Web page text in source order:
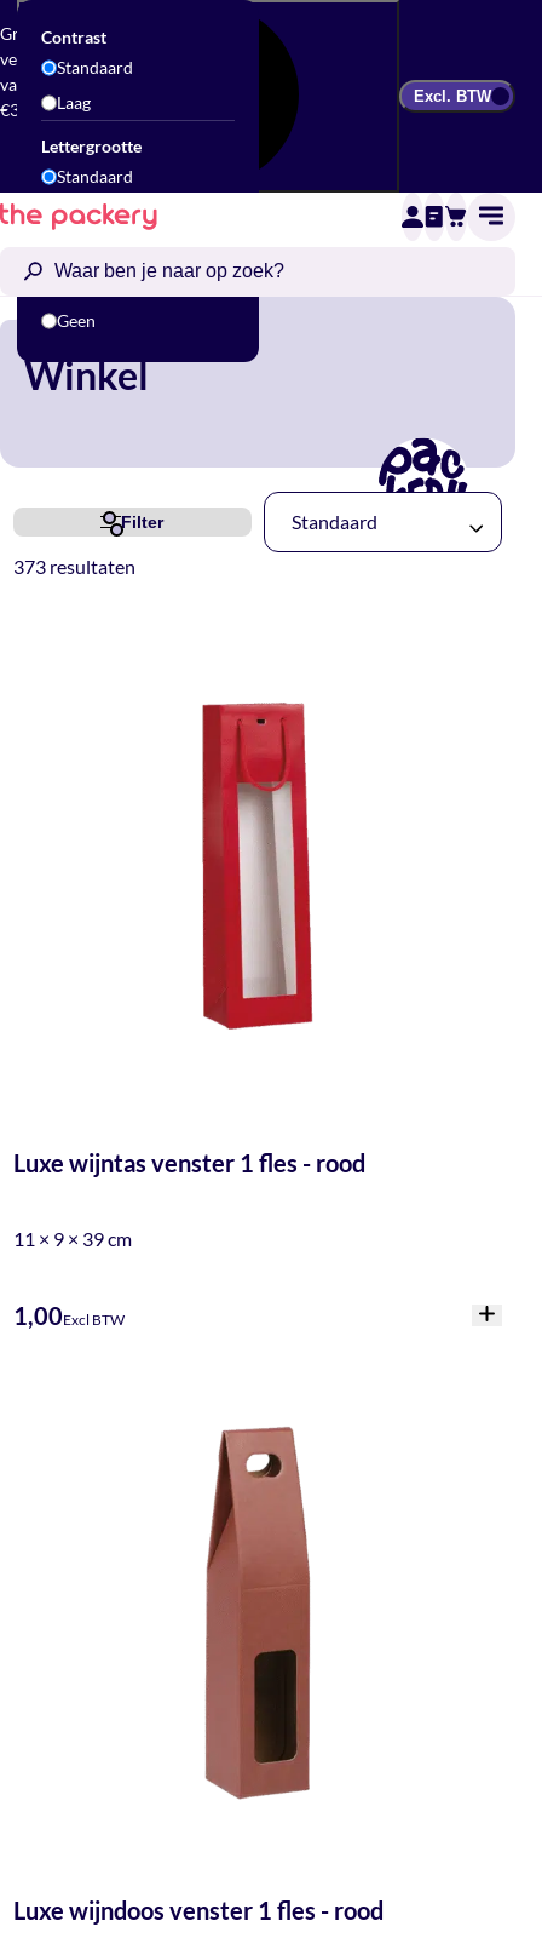
Gratis
verzending
vanaf
€300
Contrast
Standaard
Laag
Lettergrootte
Standaard
Groot
Geen
Excl. BTW
Winkel
Filter
373 resultaten
Standaard
Luxe wijntas venster 1 fles - rood
11 × 9 × 39 cm
1,00Excl BTW
Luxe wijndoos venster 1 fles - rood